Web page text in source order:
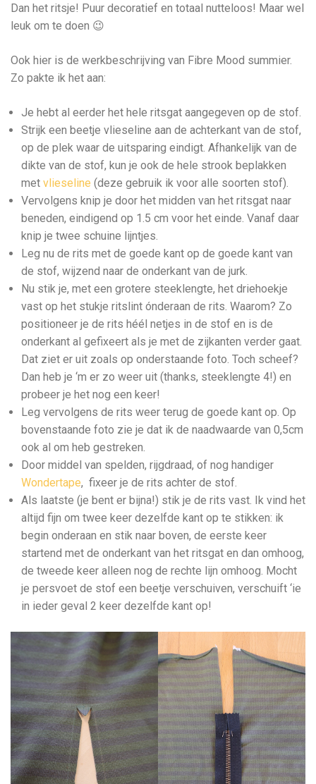
Dan het ritsje! Puur decoratief en totaal nutteloos! Maar wel
leuk om te doen 😉
Ook hier is de werkbeschrijving van Fibre Mood summier.
Zo pakte ik het aan:
Je hebt al eerder het hele ritsgat aangegeven op de stof.
Strijk een beetje vlieseline aan de achterkant van de stof,
op de plek waar de uitsparing eindigt. Afhankelijk van de
dikte van de stof, kun je ook de hele strook beplakken
met vlieseline (deze gebruik ik voor alle soorten stof).
Vervolgens knip je door het midden van het ritsgat naar
beneden, eindigend op 1.5 cm voor het einde. Vanaf daar
knip je twee schuine lijntjes.
Leg nu de rits met de goede kant op de goede kant van
de stof, wijzend naar de onderkant van de jurk.
Nu stik je, met een grotere steeklengte, het driehoekje
vast op het stukje ritslint ónderaan de rits. Waarom? Zo
positioneer je de rits héél netjes in de stof en is de
onderkant al gefixeert als je met de zijkanten verder gaat.
Dat ziet er uit zoals op onderstaande foto. Toch scheef?
Dan heb je ‘m er zo weer uit (thanks, steeklengte 4!) en
probeer je het nog een keer!
Leg vervolgens de rits weer terug de goede kant op. Op
bovenstaande foto zie je dat ik de naadwaarde van 0,5cm
ook al om heb gestreken.
Door middel van spelden, rijgdraad, of nog handiger
Wondertape, fixeer je de rits achter de stof.
Als laatste (je bent er bijna!) stik je de rits vast. Ik vind het
altijd fijn om twee keer dezelfde kant op te stikken: ik
begin onderaan en stik naar boven, de eerste keer
startend met de onderkant van het ritsgat en dan omhoog,
de tweede keer alleen nog de rechte lijn omhoog. Mocht
je persvoet de stof een beetje verschuiven, verschuift ‘ie
in ieder geval 2 keer dezelfde kant op!